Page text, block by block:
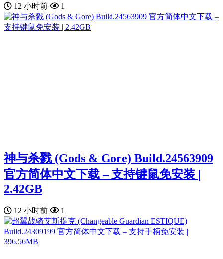
12 小时前 1
神与杀戮 (Gods & Gore) Build.24563909
官方简体中文下载 – 支持键鼠免安装 |
2.42GB
12 小时前 1